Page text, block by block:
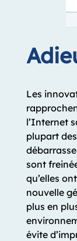
Les
l’Internet
plupart
sont
qu’elles
nouvelle
plus en
évite